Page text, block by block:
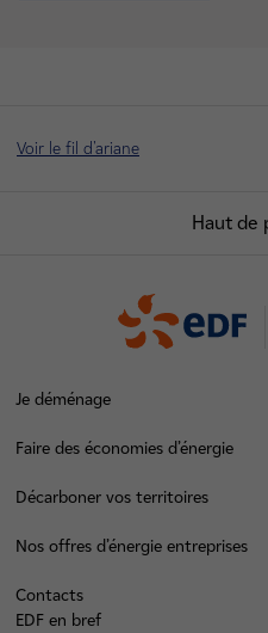
Voir le fil d'ariane
Haut de
Je déménage
Faire des économies d’énergie
Décarboner vos territoires
Nos offres d’énergie entreprises
Contacts
EDF en bref